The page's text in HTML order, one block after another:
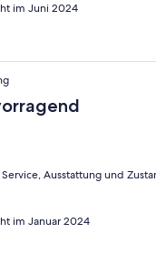
im Juni 2024
Ausstattung und
im Januar 2024